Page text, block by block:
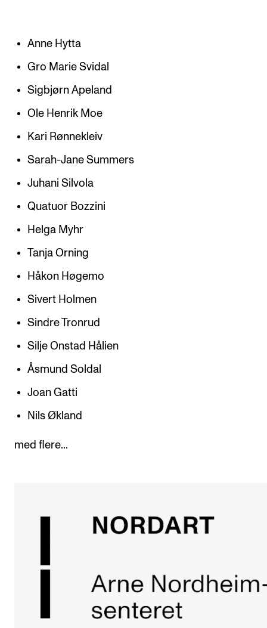
Anne Hytta
Gro Marie Svidal
Sigbjørn Apeland
Ole Henrik Moe
Kari Rønnekleiv
Sarah-Jane Summers
Juhani Silvola
Quatuor Bozzini
Helga Myhr
Tanja Orning
Håkon Høgemo
Sivert Holmen
Sindre Tronrud
Silje Onstad Hålien
Åsmund Soldal
Joan Gatti
Nils Økland
med flere...